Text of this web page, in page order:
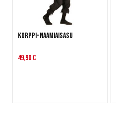
Korppi-naamiaisasu
49,90 €